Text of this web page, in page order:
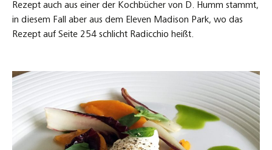
Rezept auch aus einer der Kochbücher von D. Humm stammt,
in diesem Fall aber aus dem Eleven Madison Park, wo das
Rezept auf Seite 254 schlicht Radicchio heißt.